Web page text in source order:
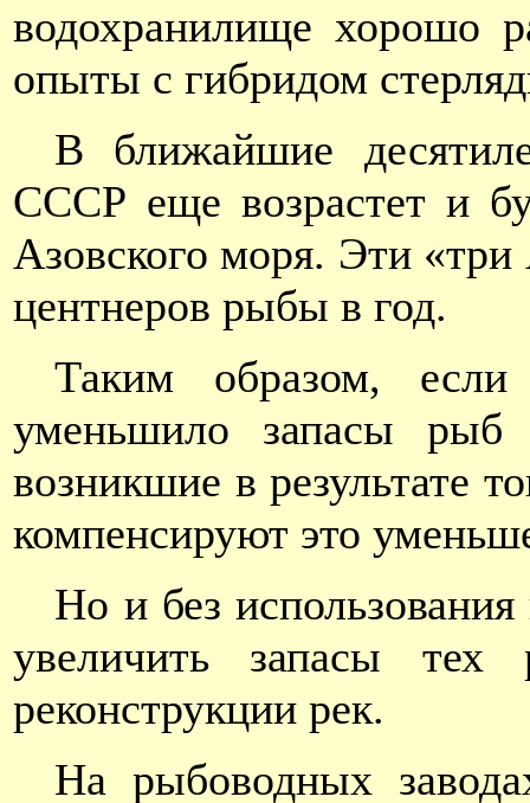
водохранилище хорошо
опыты с гибридом
В ближайшие
СССР еще возрастет и
Азовского моря. Эти
центнеров рыбы в год.
Таким образом, если
уменьшило запасы рыб
возникшие в результате
компенсируют это
Но и без
увеличить запасы
реконструкции рек.
На рыбоводных